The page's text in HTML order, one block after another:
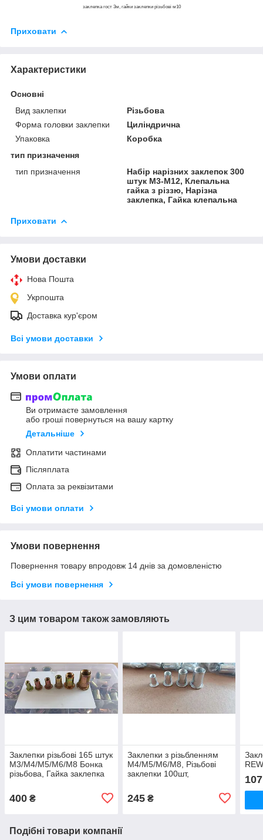
заклепка гост 3м, гайки заклепки різьбові м10
Приховати
Характеристики
Основні
Вид заклепки
Різьбова
Форма головки заклепки
Циліндрична
Упаковка
Коробка
тип призначення
тип призначення
Набір нарізних заклепок 300
штук M3-М12, Клепальна
гайка з різзю, Нарізна
заклепка, Гайка клепальна
Приховати
Умови доставки
Нова Пошта
Укрпошта
Доставка кур'єром
Всі умови доставки
Умови оплати
Ви отримаєте замовлення
або гроші повернуться на вашу картку
Детальніше
Оплатити частинами
Післяплата
Оплата за реквізитами
Всі умови оплати
Умови повернення
Повернення товару впродовж 14 днів за домовленістю
Всі умови повернення
З цим товаром також замовляють
Заклепки різьбові 165 штук
M3/M4/M5/M6/M8 Бонка
різьбова, Гайка заклепка
400 ₴
Заклепки з різьбленням
M4/M5/M6/M8, Різьбові
заклепки 100шт,
різьбова, Гайка закладна
245₴
107
Подібні товари компанії